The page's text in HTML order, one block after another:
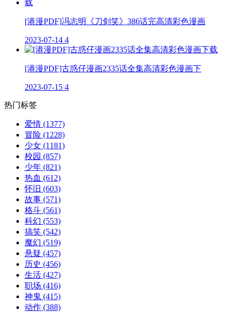
[港漫PDF]冯志明《刀剑笑》386话完高清彩色漫画
2023-07-14 4
[港漫PDF]古惑仔漫画2335话全集高清彩色漫画下
2023-07-15 4
热门标签
爱情 (1377)
冒险 (1228)
少女 (1181)
校园 (857)
少年 (821)
热血 (612)
怀旧 (603)
故事 (571)
格斗 (561)
科幻 (553)
搞笑 (542)
魔幻 (519)
悬疑 (457)
历史 (456)
生活 (427)
职场 (416)
神鬼 (415)
动作 (388)